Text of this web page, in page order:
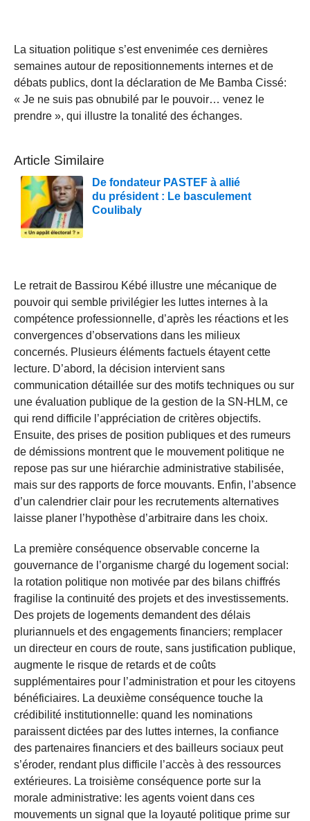
La situation politique s’est envenimée ces dernières
semaines autour de repositionnements internes et de
débats publics, dont la déclaration de Me Bamba Cissé:
« Je ne suis pas obnubilé par le pouvoir… venez le
prendre », qui illustre la tonalité des échanges.
Article Similaire
De fondateur PASTEF à allié
du président : Le basculement
Coulibaly
Le retrait de Bassirou Kébé illustre une mécanique de
pouvoir qui semble privilégier les luttes internes à la
compétence professionnelle, d’après les réactions et les
convergences d’observations dans les milieux
concernés. Plusieurs éléments factuels étayent cette
lecture. D’abord, la décision intervient sans
communication détaillée sur des motifs techniques ou sur
une évaluation publique de la gestion de la SN-HLM, ce
qui rend difficile l’appréciation de critères objectifs.
Ensuite, des prises de position publiques et des rumeurs
de démissions montrent que le mouvement politique ne
repose pas sur une hiérarchie administrative stabilisée,
mais sur des rapports de force mouvants. Enfin, l’absence
d’un calendrier clair pour les recrutements alternatives
laisse planer l’hypothèse d’arbitraire dans les choix.
La première conséquence observable concerne la
gouvernance de l’organisme chargé du logement social:
la rotation politique non motivée par des bilans chiffrés
fragilise la continuité des projets et des investissements.
Des projets de logements demandent des délais
pluriannuels et des engagements financiers; remplacer
un directeur en cours de route, sans justification publique,
augmente le risque de retards et de coûts
supplémentaires pour l’administration et pour les citoyens
bénéficiaires. La deuxième conséquence touche la
crédibilité institutionnelle: quand les nominations
paraissent dictées par des luttes internes, la confiance
des partenaires financiers et des bailleurs sociaux peut
s’éroder, rendant plus difficile l’accès à des ressources
extérieures. La troisième conséquence porte sur la
morale administrative: les agents voient dans ces
mouvements un signal que la loyauté politique prime sur